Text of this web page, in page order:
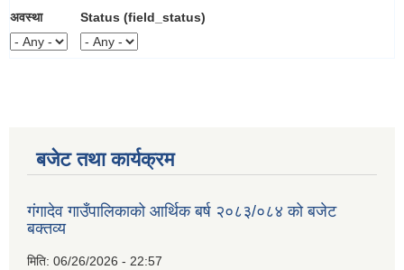
अवस्था Status (field_status)
बजेट तथा कार्यक्रम
गंगादेव गाउँपालिकाको आर्थिक बर्ष २०८३/०८४ को बजेट
बक्तव्य
मिति: 06/26/2026 - 22:57